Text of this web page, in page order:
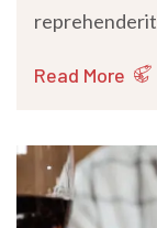
Read More